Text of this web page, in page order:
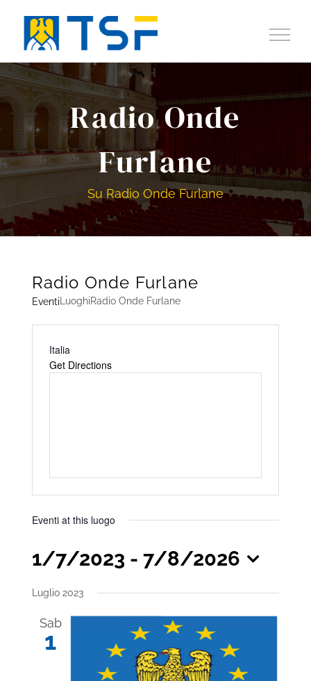
contenuto
Radio Onde
Furlane
Su Radio Onde Furlane
Radio Onde Furlane
EventiLuoghiRadio Onde Furlane
Address
Italia
Get Directions
Eventi at this luogo
1/7/2023 - 7/8/2026
Seleziona
la
data.
Luglio 2023
Sab
1